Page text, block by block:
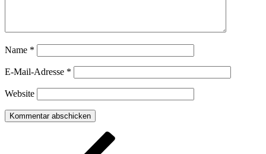
Name *
E-Mail-Adresse *
Website
Beitragsnavigation